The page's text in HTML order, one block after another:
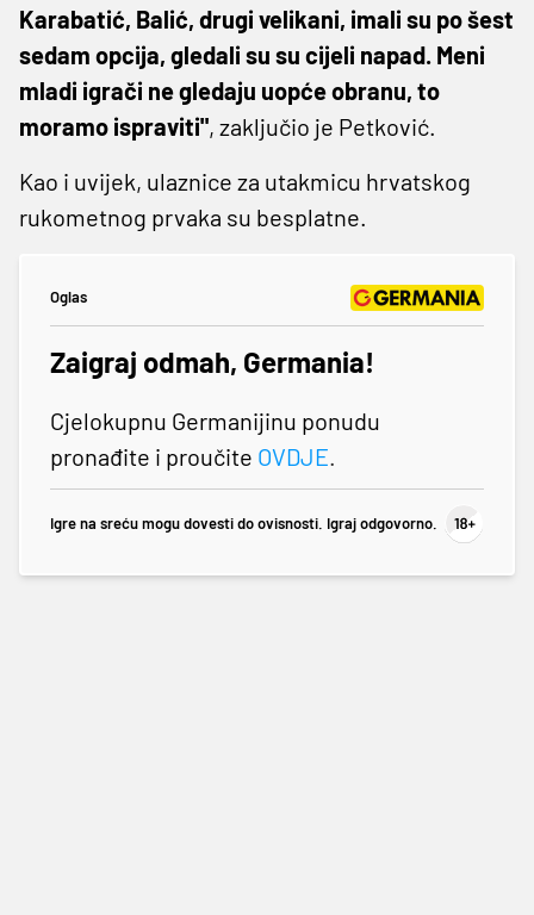
Karabatić, Balić, drugi velikani, imali su po šest
sedam opcija, gledali su su cijeli napad. Meni
mladi igrači ne gledaju uopće obranu, to
moramo ispraviti", zaključio je Petković.
Kao i uvijek, ulaznice za utakmicu hrvatskog
rukometnog prvaka su besplatne.
Oglas
Zaigraj odmah, Germania!
Cjelokupnu Germanijinu ponudu
pronađite i proučite OVDJE.
Igre na sreću mogu dovesti do ovisnosti. Igraj odgovorno.